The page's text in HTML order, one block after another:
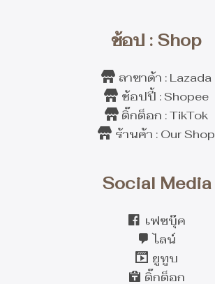
ช้อป : Shop
ลาซาด้า : Lazada
ช้อปปี้ : Shopee
ติ๊กต็อก : TikTok
ร้านค้า : Our Shop
Social Media
เฟซบุ๊ค
ไลน์
ยูทูบ
ติ๊กต็อก